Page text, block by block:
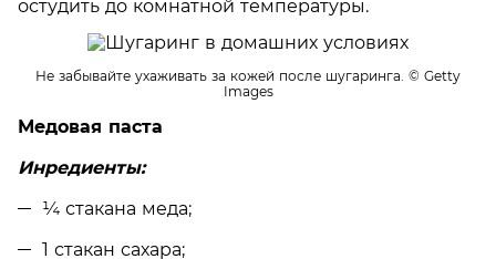
остудить до комнатной температуры.
Не забывайте ухаживать за кожей после шугаринга. © Getty
Images
Медовая паста
Инредиенты:
¼ стакана меда;
1 стакан сахара;